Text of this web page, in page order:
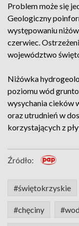
Problem może się
Geologiczny
występowaniu
czerwiec.
województwo
Niżówka
poziomu wód
wysychania cieków
oraz utrudnień w
korzystających z
Źródło:
#świętokrzyskie
#chęciny